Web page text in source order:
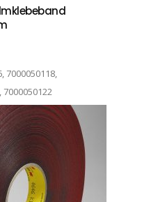
7000050118,
7000050122